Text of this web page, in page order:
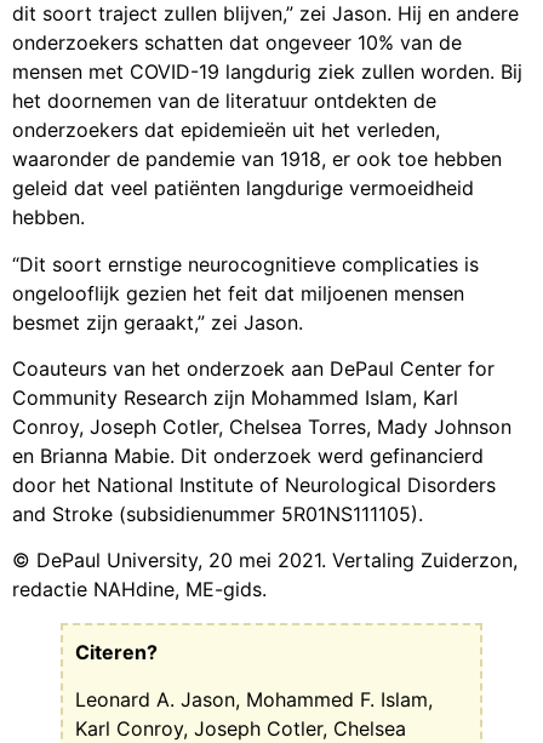
dit soort traject zullen blijven,” zei Jason. Hij en andere
onderzoekers schatten dat ongeveer 10% van de
mensen met COVID-19 langdurig ziek zullen worden. Bij
het doornemen van de literatuur ontdekten de
onderzoekers dat epidemieën uit het verleden,
waaronder de pandemie van 1918, er ook toe hebben
geleid dat veel patiënten langdurige vermoeidheid
hebben.
“Dit soort ernstige neurocognitieve complicaties is
ongelooflijk gezien het feit dat miljoenen mensen
besmet zijn geraakt,” zei Jason.
Coauteurs van het onderzoek aan DePaul Center for
Community Research zijn Mohammed Islam, Karl
Conroy, Joseph Cotler, Chelsea Torres, Mady Johnson
en Brianna Mabie. Dit onderzoek werd gefinancierd
door het National Institute of Neurological Disorders
and Stroke (subsidienummer 5R01NS111105).
© DePaul University, 20 mei 2021. Vertaling Zuiderzon,
redactie NAHdine, ME-gids.
Citeren?
Leonard A. Jason, Mohammed F. Islam,
Karl Conroy, Joseph Cotler, Chelsea